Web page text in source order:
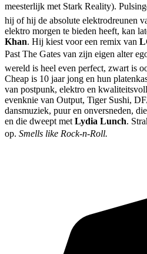
meesterlijk met Stark Reality).
hij of hij de absolute elektrodreunen
elektro morgen te bieden heeft, kan
Khan. Hij kiest voor een remix van
Past The Gates van zijn eigen alter
wereld is heel even perfect, zwart is
Cheap is 10 jaar jong en hun
van postpunk, elektro en
evenknie van Output, Tiger Sushi,
dansmuziek, puur en onversneden,
en die dweept metLydia Lunch.
op. Smells like Rock-n-Roll.